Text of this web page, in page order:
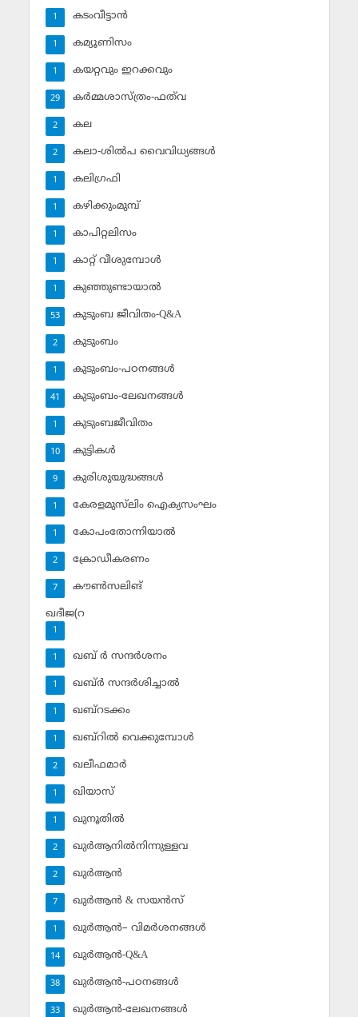
കടംവീട്ടാന്‍
1
കമ്യൂണിസം
1
കയറ്റവും ഇറക്കവും
1
കര്‍മ്മശാസ്ത്രം-ഫത്‌വ
29
കല
2
കലാ-ശില്‍പ വൈവിധ്യങ്ങള്‍
2
കലിഗ്രഫി
1
കഴിക്കുംമുമ്പ്
1
കാപിറ്റലിസം
1
കാറ്റ് വീശുമ്പോള്‍
1
കുഞ്ഞുണ്ടായാല്‍
1
കുടുംബ ജീവിതം-Q&A
53
കുടുംബം
2
കുടുംബം-പഠനങ്ങള്‍
1
കുടുംബം-ലേഖനങ്ങള്‍
41
കുടുംബജീവിതം
1
കുട്ടികള്‍
10
കുരിശുയുദ്ധങ്ങള്‍
9
കേരളമുസ്‌ലിം ഐക്യസംഘം
1
കോപംതോന്നിയാല്‍
1
ക്രോഡീകരണം
2
കൗണ്‍സലിങ്‌
7
ഖദീജ(റ
1
ഖബ് ര്‍ സന്ദര്‍ശനം
1
ഖബ്ര്‍ സന്ദര്‍ശിച്ചാല്‍
1
ഖബ്‌റടക്കം
1
ഖബ്‌റില്‍ വെക്കുമ്പോള്‍
1
ഖലീഫമാര്‍
2
ഖിയാസ്
1
ഖുനൂതില്‍
1
ഖുര്‍ആനില്‍നിന്നുള്ളവ
2
ഖുര്‍ആന്‍
2
ഖുര്‍ആന്‍ & സയന്‍സ്‌
7
ഖുര്‍ആന്‍– വിമര്‍ശനങ്ങള്‍
1
ഖുര്‍ആന്‍-Q&A
14
ഖുര്‍ആന്‍-പഠനങ്ങള്‍
38
ഖുര്‍ആന്‍-ലേഖനങ്ങള്‍
33